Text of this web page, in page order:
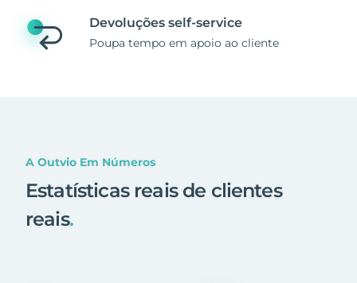
Devoluções self-service
Poupa tempo em apoio ao cliente
A Outvio Em Números
Estatísticas reais de clientes
reais.